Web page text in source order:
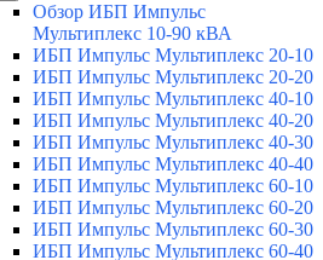
Обзор ИБП Импульс
Мультиплекс 10-90 кВА
ИБП Импульс Мультиплекс 20-10
ИБП Импульс Мультиплекс 20-20
ИБП Импульс Мультиплекс 40-10
ИБП Импульс Мультиплекс 40-20
ИБП Импульс Мультиплекс 40-30
ИБП Импульс Мультиплекс 40-40
ИБП Импульс Мультиплекс 60-10
ИБП Импульс Мультиплекс 60-20
ИБП Импульс Мультиплекс 60-30
ИБП Импульс Мультиплекс 60-40